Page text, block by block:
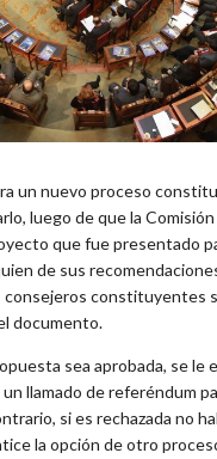
un nuevo proceso
luego de que la
que fue presentado
de sus
consejeros constituyentes
documento.
sea aprobada, se le
llamado de referéndum
si es rechazada no
la opción de otro